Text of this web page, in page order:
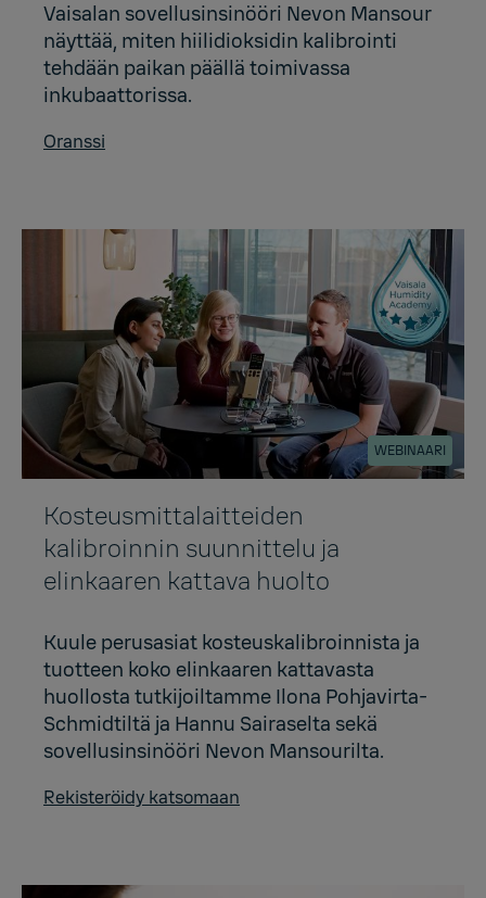
Vaisalan sovellusinsinööri Nevon Mansour
näyttää, miten hiilidioksidin kalibrointi
tehdään paikan päällä toimivassa
inkubaattorissa.
Oranssi
WEBINAARI
Kosteusmittalaitteiden
kalibroinnin suunnittelu ja
elinkaaren kattava huolto
Kuule perusasiat kosteuskalibroinnista ja
tuotteen koko elinkaaren kattavasta
huollosta tutkijoiltamme Ilona Pohjavirta-
Schmidtiltä ja Hannu Sairaselta sekä
sovellusinsinööri Nevon Mansourilta.
Rekisteröidy katsomaan